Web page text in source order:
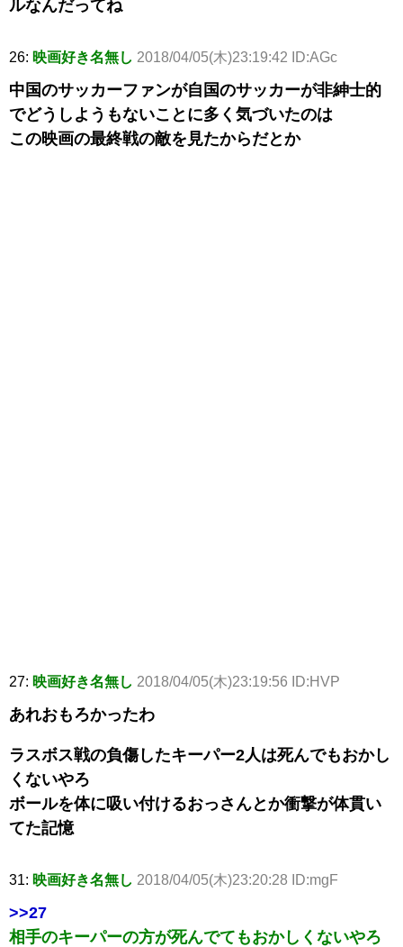
ルなんだってね
26: 映画好き名無し 2018/04/05(木)23:19:42 ID:AGc
中国のサッカーファンが自国のサッカーが非紳士的
でどうしようもないことに多く気づいたのは
この映画の最終戦の敵を見たからだとか
27: 映画好き名無し 2018/04/05(木)23:19:56 ID:HVP
あれおもろかったわ
ラスボス戦の負傷したキーパー2人は死んでもおかし
くないやろ
ボールを体に吸い付けるおっさんとか衝撃が体貫い
てた記憶
31: 映画好き名無し 2018/04/05(木)23:20:28 ID:mgF
>>27
相手のキーパーの方が死んでてもおかしくないやろ